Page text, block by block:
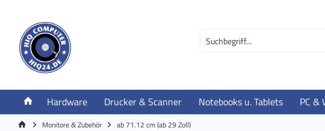
Hardware Drucker & Scanner Notebooks u. Tablets PC &
Monitore & Zubehör ab 71.12 cm (ab 29 Zoll)